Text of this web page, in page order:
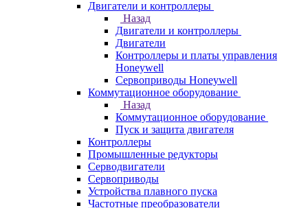
Двигатели и контроллеры
Назад
Двигатели и контроллеры
Двигатели
Контроллеры и платы управления
Honeywell
Сервоприводы Honeywell
Коммутационное оборудование
Назад
Коммутационное оборудование
Пуск и защита двигателя
Контроллеры
Промышленные редукторы
Серводвигатели
Сервоприводы
Устройства плавного пуска
Частотные преобразователи